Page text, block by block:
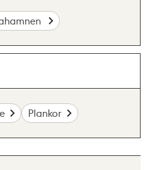
Plankor